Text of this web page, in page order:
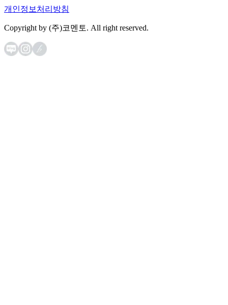
개인정보처리방침
Copyright by (주)코멘토. All right reserved.